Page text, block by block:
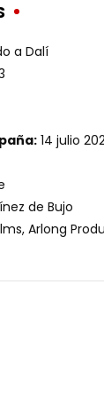
a Dalí
14 julio
de Bujo
Arlong